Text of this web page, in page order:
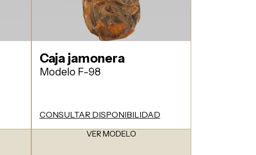
Caja jamonera
Modelo F-98
CONSULTAR DISPONIBILIDAD
VER MODELO